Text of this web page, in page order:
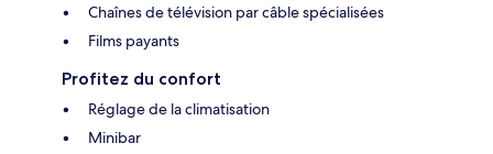
Chaînes de télévision par câble spécialisées
Films payants
Profitez du confort
Réglage de la climatisation
Minibar